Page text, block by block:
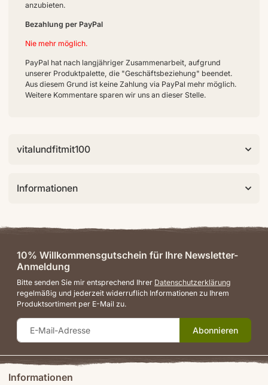
anzubieten.
Bezahlung per PayPal
Nie mehr möglich.
PayPal hat nach langjähriger Zusammenarbeit, aufgrund
unserer Produktpalette, die "Geschäftsbeziehung" beendet.
Aus diesem Grund ist keine Zahlung via PayPal mehr möglich.
Weitere Kommentare sparen wir uns an dieser Stelle.
vitalundfitmit100
Informationen
Informationen
10% Willkommensgutschein für Ihre Newsletter-
Anmeldung
Bitte senden Sie mir entsprechend Ihrer Datenschutzerklärung
regelmäßig und jederzeit widerruflich Informationen zu Ihrem
Produktsortiment per E-Mail zu.
Abonnieren